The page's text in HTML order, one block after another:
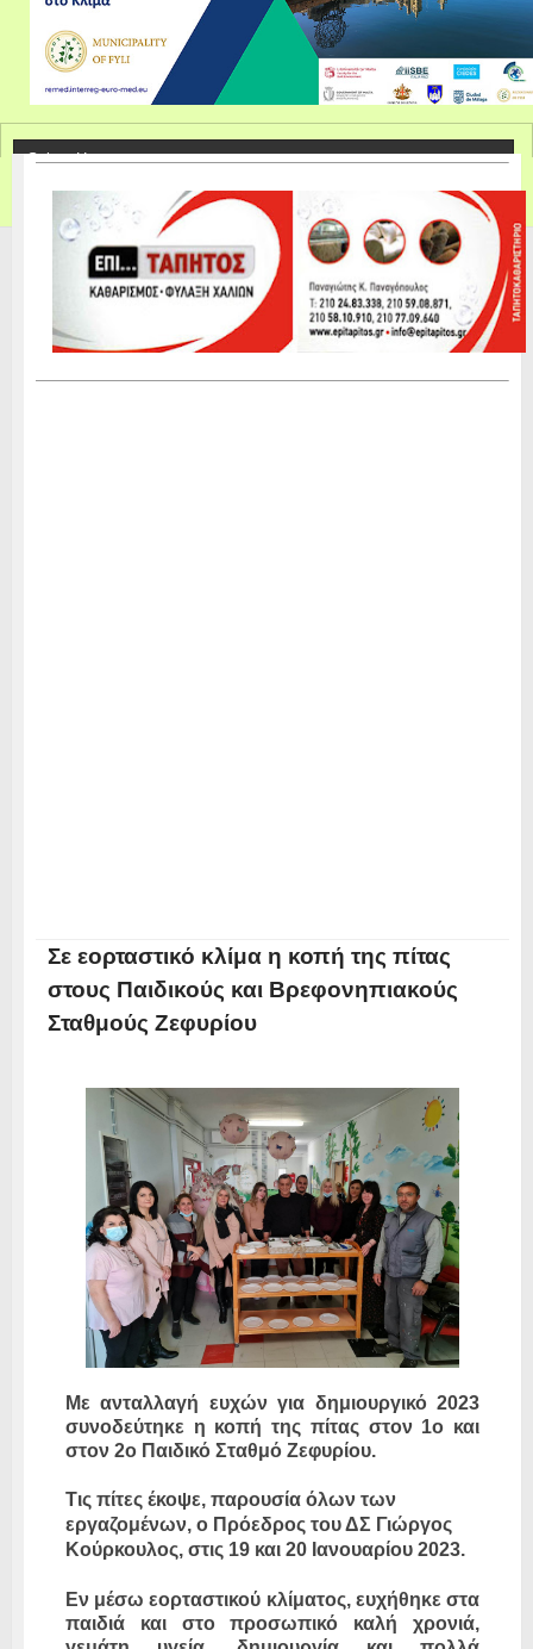
Σε εορταστικό κλίμα η κοπή της πίτας
στους Παιδικούς και Βρεφονηπιακούς
Σταθμούς Ζεφυρίου
Με ανταλλαγή ευχών για δημιουργικό 2023
συνοδεύτηκε η κοπή της πίτας στον 1ο και
στον 2ο Παιδικό Σταθμό Ζεφυρίου.
Τις πίτες έκοψε, παρουσία όλων των
εργαζομένων, ο Πρόεδρος του ΔΣ Γιώργος
Κούρκουλος, στις 19 και 20 Ιανουαρίου 2023.
Εν μέσω εορταστικού κλίματος, ευχήθηκε στα
παιδιά και στο προσωπικό καλή χρονιά,